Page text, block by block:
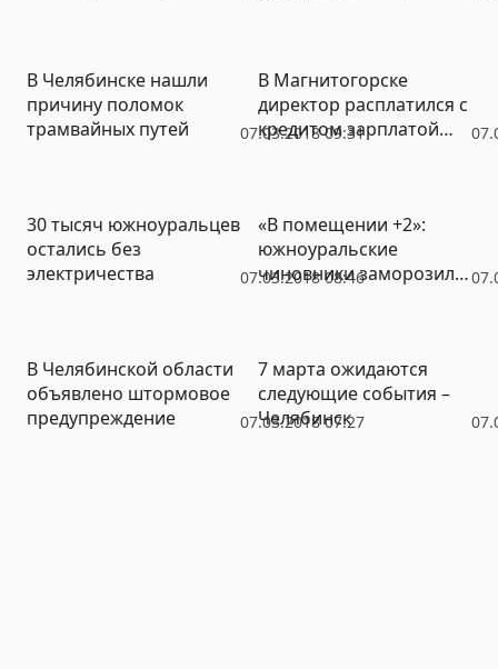
07.03.2018 09:31
В Челябинске нашли
причину поломок
трамвайных путей
В Магнитогорске
директор расплатился с
кредитом зарплатой
07.03.2018 08:46
30 тысяч южноуральцев
остались без
электричества
«В помещении +2»:
южноуральские
чиновники заморозили
07.03.2018 07:27
В Челябинской области
объявлено штормовое
предупреждение
7 марта ожидаются
следующие события –
Челябинск